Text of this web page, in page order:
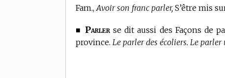
Fam.,Avoir son franc parler, S’être mis
■ Parlerse dit aussi des Façons de
province. Le parler des écoliers. Le